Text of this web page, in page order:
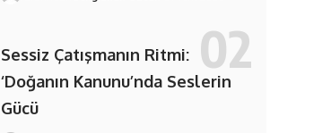
Sessiz Çatışmanın Ritmi:
‘Doğanın Kanunu’nda Seslerin
Gücü